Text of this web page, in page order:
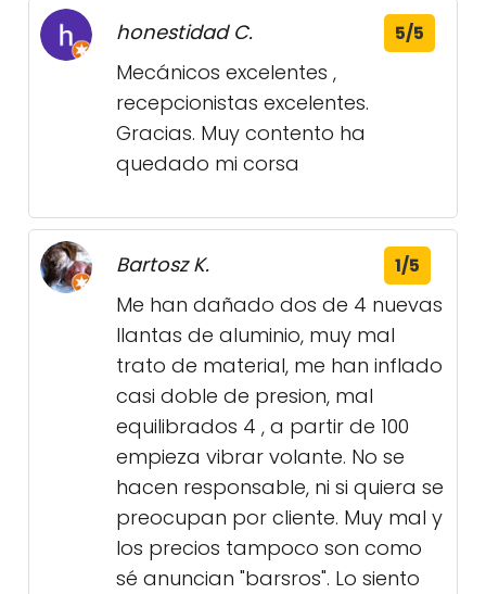
honestidad C. 5/5
Mecánicos excelentes ,
recepcionistas excelentes.
Gracias. Muy contento ha
quedado mi corsa
Bartosz K. 1/5
Me han dañado dos de 4 nuevas
llantas de aluminio, muy mal
trato de material, me han inflado
casi doble de presion, mal
equilibrados 4 , a partir de 100
empieza vibrar volante. No se
hacen responsable, ni si quiera se
preocupan por cliente. Muy mal y
los precios tampoco son como
sé anuncian "barsros". Lo siento